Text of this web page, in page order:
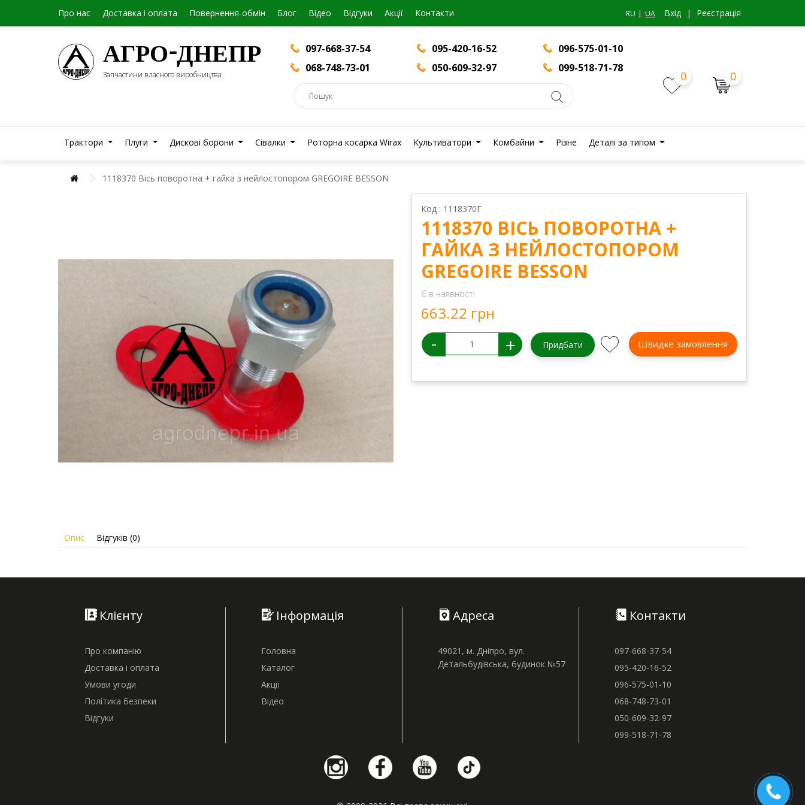
Про нас Доставка і оплата Повернення-обмін Блог Вiдео Відгуки Акції Контакти RU UA Вхiд | Реєстрація
АГРО-ДНЕПР
Запчастини власного виробництва
097-668-37-54 095-420-16-52
096-575-01-10
068-748-73-01
050-609-32-97 099-518-71-78
0 0
Трактори Плуги Дискові борони Сівалки Роторна косарка Wirax Культиватори Комбайни Різне Деталі за типом
1118370 Вісь поворотна + гайка з нейлостопором GREGOIRE BESSON
Код : 1118370Г
1118370 ВІСЬ ПОВОРОТНА +
ГАЙКА З НЕЙЛОСТОПОРОМ
GREGOIRE BESSON
Є в наявності
663.22 грн
- + Придбати Швидке замовлення
Опис Відгуків (0)
Клієнту
Про компанію
Доставка і оплата
Умови угоди
Політика безпеки
Відгуки
Інформація
Головна
Каталог
Акції
Відео
Адреса
49021, м. Дніпро, вул.
Детальбудівська, будинок №57
Контакти
097-668-37-54
095-420-16-52
096-575-01-10
068-748-73-01
050-609-32-97
099-518-71-78